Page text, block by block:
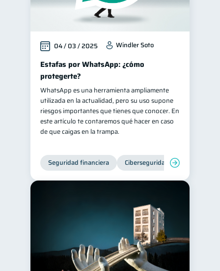
04 / 03 / 2025 Windler Soto
Estafas por WhatsApp: ¿cómo
protegerte?
WhatsApp es una herramienta ampliamente
utilizada en la actualidad, pero su uso supone
riesgos importantes que tienes que conocer. En
este artículo te contaremos qué hacer en caso
de que caigas en la trampa.
Seguridad financiera Ciberseguridad